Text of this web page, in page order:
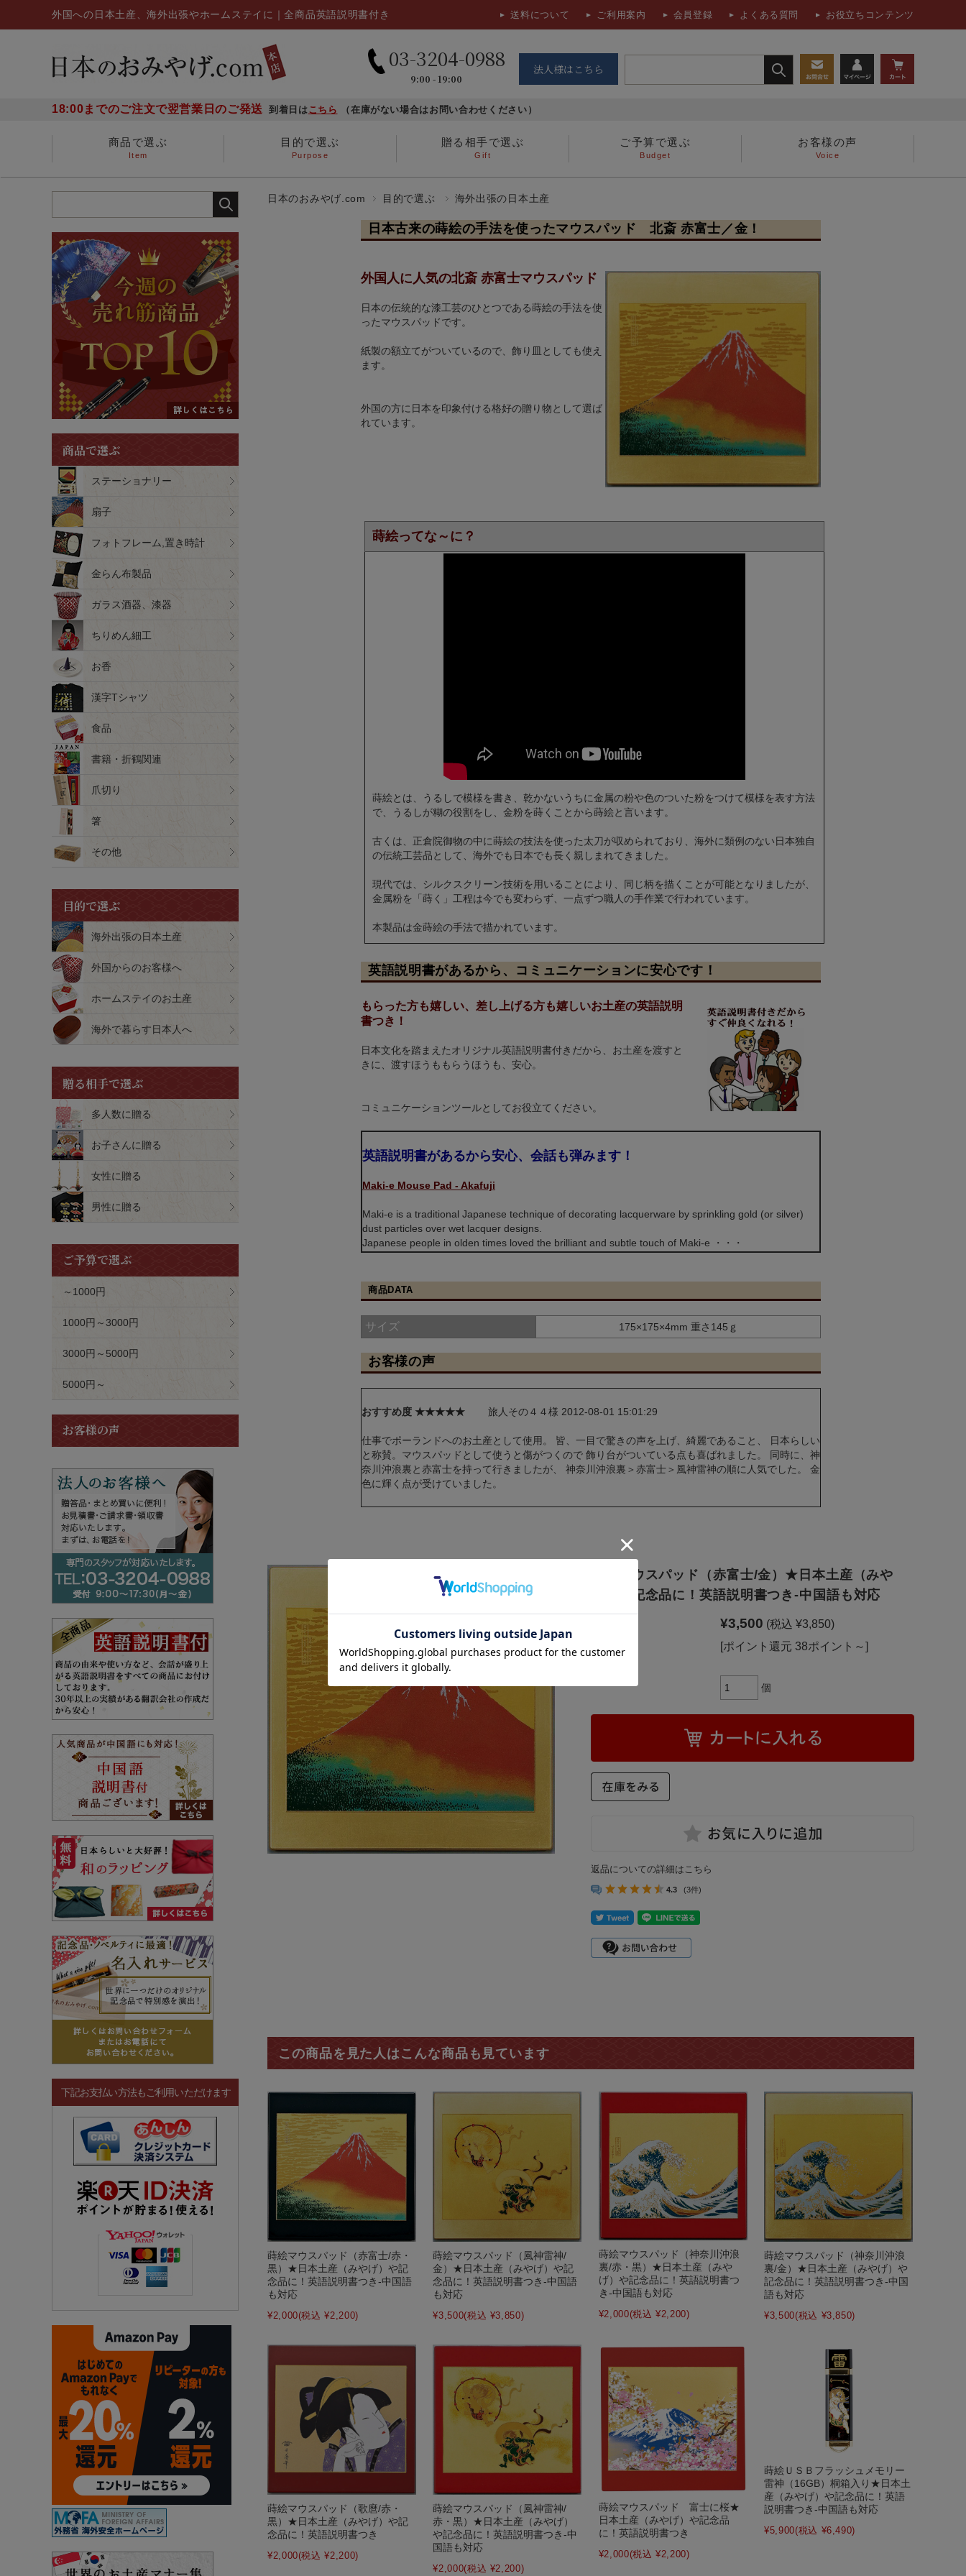
外国への日本土産、海外出張やホームステイに｜全商品英語説明書付き 送料について ご利用案内 会員登録 よくある質問 お役立ちコンテンツ
03-3204-0988
9:00 - 19:00
法人様はこちら
18:00までのご注文で翌営業日のご発送 到着日はこちら （在庫がない場合はお問い合わせください）
商品で選ぶ
Item
ステーショナリー ガラス酒器、漆器
金らん布製品 漢字Tシャツ 食品 お香 書籍・折鶴関連
爪切り
目的で選ぶ
Purpose
海外出張の日本土産 外国からのお客様へ ホームステイのお土産
贈る相手で選ぶ
Gift
多人数に贈る お子さんに贈る 女性に贈る
ご予算で選ぶ
Budget
～1,000円 1,000円～3,000円 3,000円～5,000円
お客様の声
Voice
日本のおみやげ.com 目的で選ぶ 海外出張の日本土産
日本古来の蒔絵の手法を使ったマウスパッド 北斎 赤富士／金！
外国人に人気の北斎 赤富士マウスパッド
日本の伝統的な漆工芸のひとつである蒔絵の手法を使
ったマウスパッドです。
紙製の額立てがついているので、飾り皿としても使え
ます。
外国の方に日本を印象付ける格好の贈り物として選ば
れています。
蒔絵ってな～に？
蒔絵とは、うるしで模様を書き、乾かないうちに金属の粉や色のついた粉をつけて模様を表す方法
で、うるしが糊の役割をし、金粉を蒔くことから蒔絵と言います。
古くは、正倉院御物の中に蒔絵の技法を使った太刀が収められており、海外に類例のない日本独自
の伝統工芸品として、海外でも日本でも長く親しまれてきました。
現代では、シルクスクリーン技術を用いることにより、同じ柄を描くことが可能となりましたが、
金属粉を「蒔く」工程は今でも変わらず、一点ずつ職人の手作業で行われています。
本製品は金蒔絵の手法で描かれています。
英語説明書があるから、コミュニケーションに安心です！
もらった方も嬉しい、差し上げる方も嬉しいお土産の英語説明
書つき！
日本文化を踏まえたオリジナル英語説明書付きだから、お土産を渡すと
きに、渡すほうももらうほうも、安心。
コミュニケーションツールとしてお役立てください。
英語説明書があるから安心、会話も弾みます！
Maki-e Mouse Pad - Akafuji
Maki-e is a traditional Japanese technique of decorating lacquerware by sprinkling gold (or silver)
dust particles over wet lacquer designs.
Japanese people in olden times loved the brilliant and subtle touch of Maki-e ・・・
商品DATA
サイズ 175×175×4mm 重さ145ｇ
お客様の声
おすすめ度 ★★★★★ 旅人その４４様 2012-08-01 15:01:29
仕事でポーランドへのお土産として使用。 皆、一目で驚きの声を上げ、綺麗であること、 日本らしい
と称賛。マウスパッドとして使うと傷がつくので 飾り台がついている点も喜ばれました。 同時に、神
奈川沖浪裏と赤富士を持って行きましたが、 神奈川沖浪裏＞赤富士＞風神雷神の順に人気でした。 金
色に輝く点が受けていました。
蒔絵マウスパッド（赤富士/金）★日本土産（みや
げ）や記念品に！英語説明書つき-中国語も対応
¥3,500 (税込 ¥3,850)
[ポイント還元 38ポイント～]
個
返品についての詳細はこちら
4.3 (3件)
この商品を見た人はこんな商品も見ています
蒔絵マウスパッド（赤富士/赤・
黒）★日本土産（みやげ）や記
念品に！英語説明書つき-中国語
も対応
¥2,000(税込 ¥2,200)
蒔絵マウスパッド（風神雷神/
金）★日本土産（みやげ）や記
念品に！英語説明書つき-中国語
も対応
¥3,500(税込 ¥3,850)
蒔絵マウスパッド（神奈川沖浪
裏/赤・黒）★日本土産（みや
げ）や記念品に！英語説明書つ
き-中国語も対応
¥2,000(税込 ¥2,200)
蒔絵マウスパッド（神奈川沖浪
裏/金）★日本土産（みやげ）や
記念品に！英語説明書つき-中国
語も対応
¥3,500(税込 ¥3,850)
蒔絵マウスパッド（歌麿/赤・
黒）★日本土産（みやげ）や記
念品に！英語説明書つき
¥2,000(税込 ¥2,200)
蒔絵マウスパッド（風神雷神/
赤・黒）★日本土産（みやげ）
や記念品に！英語説明書つき-中
国語も対応
¥2,000(税込 ¥2,200)
蒔絵マウスパッド 富士に桜★
日本土産（みやげ）や記念品
に！英語説明書つき
¥2,000(税込 ¥2,200)
蒔絵ＵＳＢフラッシュメモリー
雷神（16GB）桐箱入り★日本土
産（みやげ）や記念品に！英語
説明書つき-中国語も対応
¥5,900(税込 ¥6,490)
商品で選ぶ
ステーショナリー
扇子
フォトフレーム,置き時計
金らん布製品
ガラス酒器、漆器
ちりめん細工
お香
漢字Tシャツ
食品
書籍・折鶴関連
爪切り
箸
その他
目的で選ぶ
海外出張の日本土産
外国からのお客様へ
ホームステイのお土産
海外で暮らす日本人へ
贈る相手で選ぶ
多人数に贈る
お子さんに贈る
女性に贈る
男性に贈る
ご予算で選ぶ
～1000円
1000円～3000円
3000円～5000円
5000円～
お客様の声
下記お支払い方法もご利用いただけます